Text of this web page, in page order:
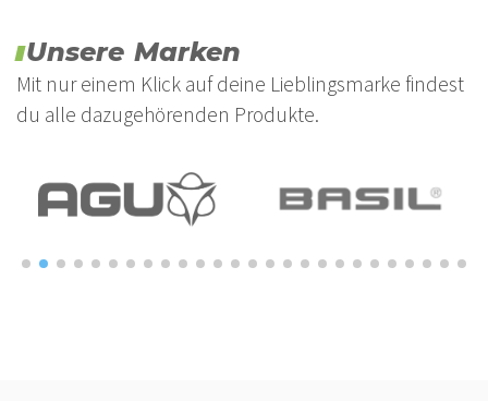
Unsere Marken
Mit nur einem Klick auf deine Lieblingsmarke findest
du alle dazugehörenden Produkte.